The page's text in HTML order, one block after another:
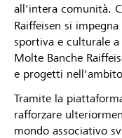
all'intera comunità.
Raiffeisen si
sportiva e culturale
Molte Banche
e progetti
Tramite la
rafforzare
mondo associativo